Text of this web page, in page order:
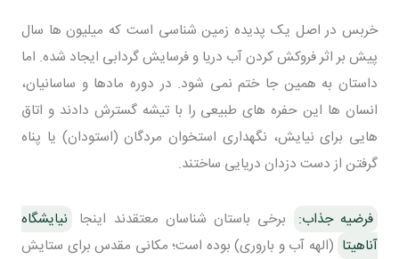
خربس در اصل یک پدیده زمین شناسی است که میلیون ها سال
پیش بر اثر فروکش کردن آب دریا و فرسایش گردابی ایجاد شده. اما
داستان به همین جا ختم نمی شود. در دوره مادها و ساسانیان،
انسان ها این حفره های طبیعی را با تیشه گسترش دادند و اتاق
هایی برای نیایش، نگهداری استخوان مردگان (استودان) یا پناه
گرفتن از دست دزدان دریایی ساختند.
فرضیه جذاب: برخی باستان شناسان معتقدند اینجا نیایشگاه
آناهیتا (الهه آب و باروری) بوده است؛ مکانی مقدس برای ستایش